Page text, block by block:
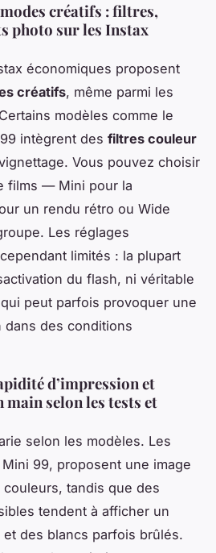
créatifs : filtres,
photo sur les Instax
économiques proposent
créatifs, même parmi les
modèles comme le
intègrent des filtres couleur
Vous pouvez choisir
films — Mini pour la
un rendu rétro ou Wide
Les réglages
limités : la plupart
du flash, ni véritable
peut parfois provoquer une
des conditions
d’impression et
main selon les tests et
selon les modèles. Les
99, proposent une image
tandis que des
tendent à afficher un
des blancs parfois brûlés.